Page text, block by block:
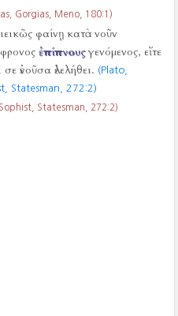
Gorgias, Meno, 180:1)
φαίνῃ κατὰ νοῦν
ἐπίπνουςγενόμενος, εἴτε
ἐνοῦσα ἐλελήθει. (Plato,
Statesman, 272:2)
Statesman, 272:2)